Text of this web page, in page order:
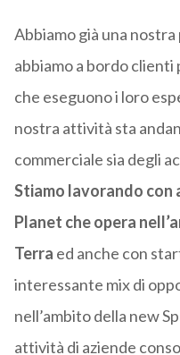
Abbiamo già una
abbiamo a bordo
che eseguono i loro
nostra attività sta
commerciale sia degli
Stiamo lavorando con
Planet che opera
Terra ed anche con
interessante mix di
nell’ambito della new
attività di aziende